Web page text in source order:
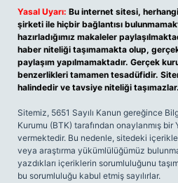
Yasal Uyarı: Bu internet sitesi,
şirketi ile hiçbir bağlantısı
hazırladığımız makaleler
haber niteliği taşımamakta olup,
paylaşım yapılmamaktadır. Gerçek
benzerlikleri tamamen tesadüfidir.
halindedir ve tavsiye niteliği taşımazlar.
Sitemiz, 5651 Sayılı Kanun gereğince
Kurumu (BTK) tarafından onaylanmış bir
vermektedir. Bu nedenle, sitedeki
veya araştırma yükümlülüğümüz
yazdıkları içeriklerin sorumluluğunu
bu sorumluluğu kabul etmiş sayılırlar.